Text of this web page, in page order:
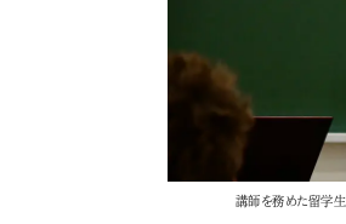
講師を務めた留学